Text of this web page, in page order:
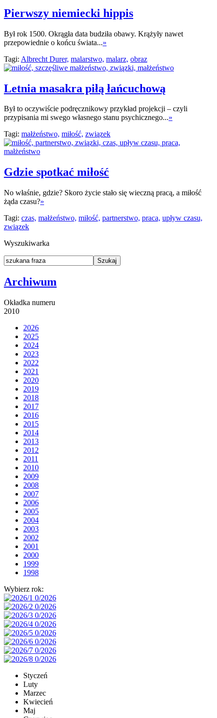
Pierwszy niemiecki hippis
Był rok 1500. Okrągła data budziła obawy. Krążyły nawet
przepowiednie o końcu świata...»
Tagi: Albrecht Durer, malarstwo, malarz, obraz
Letnia masakra piłą łańcuchową
Był to oczywiście podręcznikowy przykład projekcji – czyli
przypisania mi swego własnego stanu psychicznego...»
Tagi: małżeństwo, miłość, związek
Gdzie spotkać miłość
No właśnie, gdzie? Skoro życie stało się wieczną pracą, a miłość
żąda czasu?»
Tagi: czas, małżeństwo, miłość, partnerstwo, praca, upływ czasu,
związek
Wyszukiwarka
Archiwum
Okładka numeru
2010
2026
2025
2024
2023
2022
2021
2020
2019
2018
2017
2016
2015
2014
2013
2012
2011
2010
2009
2008
2007
2006
2005
2004
2003
2002
2001
2000
1999
1998
Wybierz rok:
Styczeń
Luty
Marzec
Kwiecień
Maj